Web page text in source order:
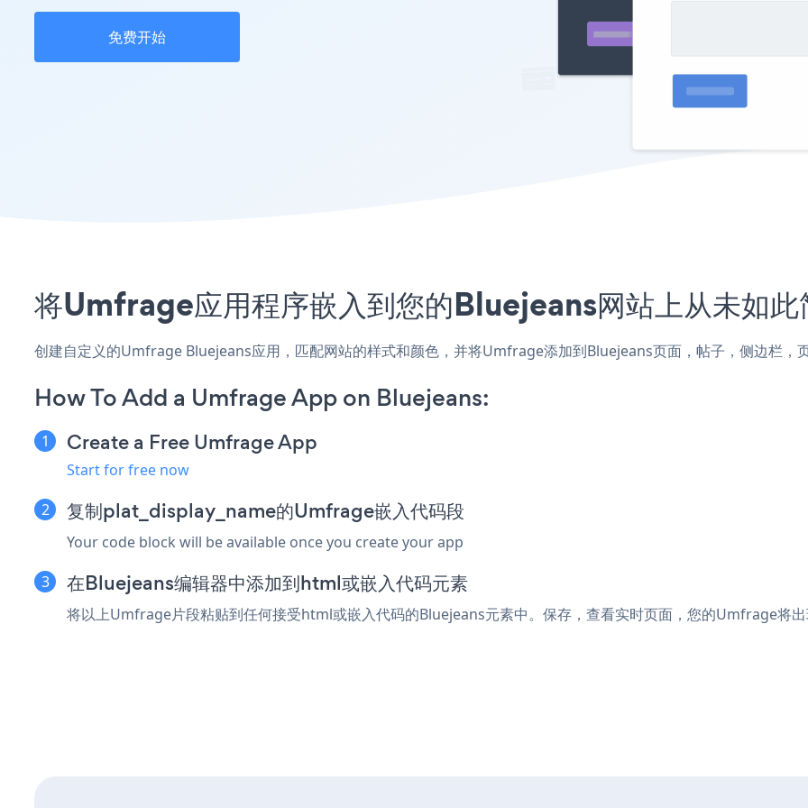
免费开始
将Umfrage应用程序嵌入到您的Bluejeans网站上从未如此
创建自定义的Umfrage Bluejeans应用，匹配网站的样式和颜色，并将Umfrage添加到Bluejeans页面，帖子，侧边栏，
How To Add a Umfrage App on Bluejeans:
Create a Free Umfrage App
Start for free now
复制plat_display_name的Umfrage嵌入代码段
Your code block will be available once you create your app
在Bluejeans编辑器中添加到html或嵌入代码元素
将以上Umfrage片段粘贴到任何接受html或嵌入代码的Bluejeans元素中。保存，查看实时页面，您的Umfrage将